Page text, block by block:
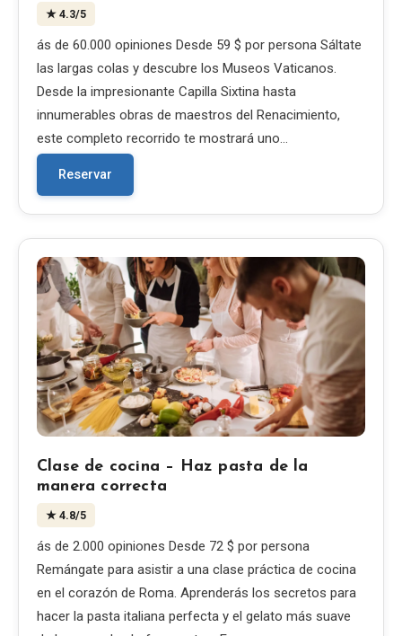
★ 4.3/5
ás de 60.000 opiniones Desde 59 $ por persona Sáltate
las largas colas y descubre los Museos Vaticanos.
Desde la impresionante Capilla Sixtina hasta
innumerables obras de maestros del Renacimiento,
este completo recorrido te mostrará uno…
Reservar
Clase de cocina – Haz pasta de la
manera correcta
★ 4.8/5
ás de 2.000 opiniones Desde 72 $ por persona
Remángate para asistir a una clase práctica de cocina
en el corazón de Roma. Aprenderás los secretos para
hacer la pasta italiana perfecta y el gelato más suave